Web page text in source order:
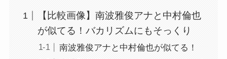
【比較画像】南波雅俊アナと中村倫也
が似てる！バカリズムにもそっくり
南波雅俊アナと中村倫也が似てる！